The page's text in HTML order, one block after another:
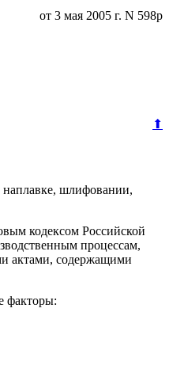
от 3 мая 2005 г. N 598р
⬆
наплавке, шлифовании,
кодексом Российской
процессам,
актами, содержащими
факторы: